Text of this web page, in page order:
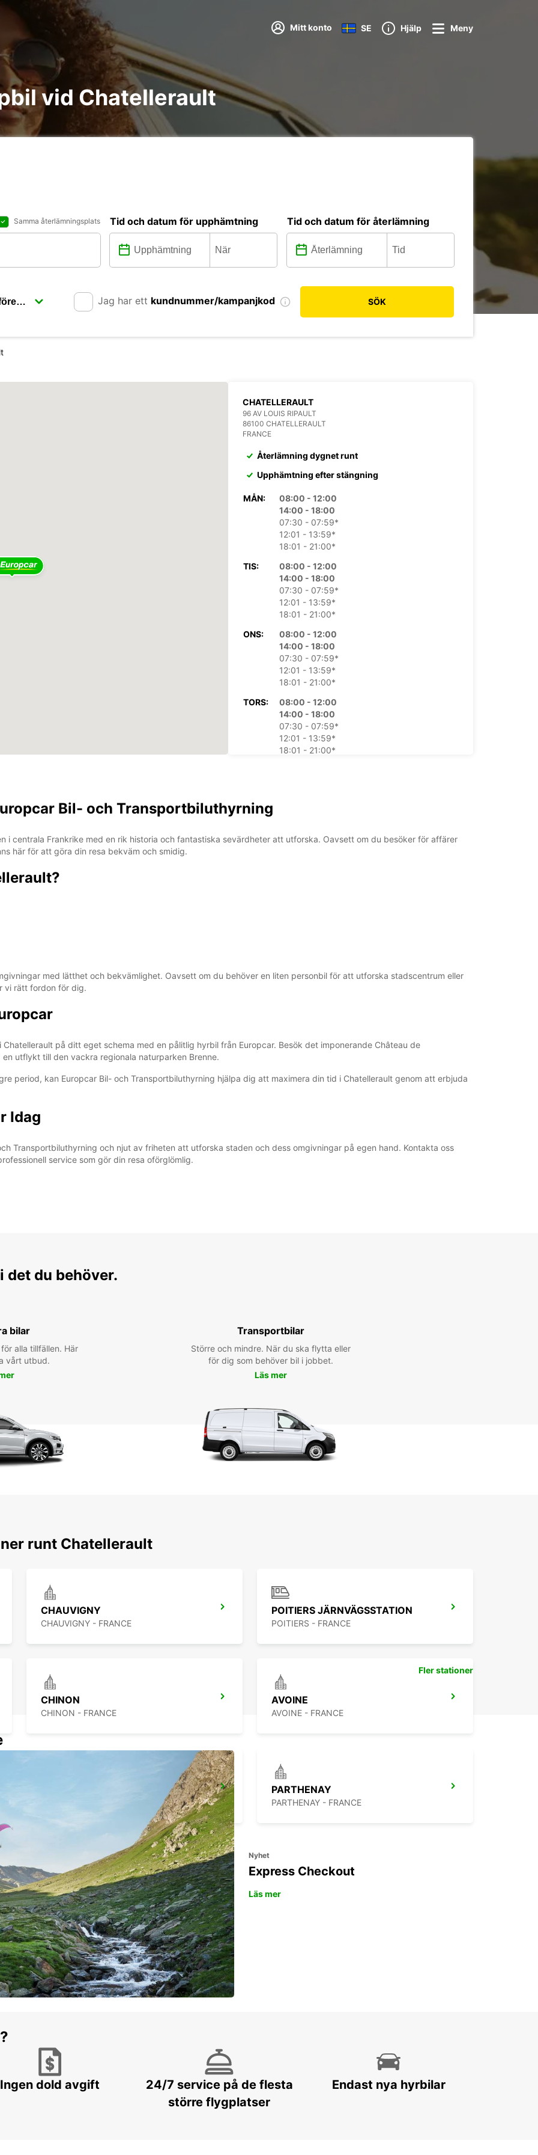
Mitt konto SE Hjälp Meny
vid Chatellerault
Samma återlämningsplats Tid och datum för upphämtning Tid och datum för återlämning
Jag har ett kundnummer/kampanjkod SÖK
CHATELLERAULT
96 AV LOUIS RIPAULT
86100 CHATELLERAULT
FRANCE
Återlämning dygnet runt
Upphämtning efter stängning
MÅN:
08:00 - 12:00
14:00 - 18:00
07:30 - 07:59*
12:01 - 13:59*
18:01 - 21:00*
TIS:
08:00 - 12:00
14:00 - 18:00
07:30 - 07:59*
12:01 - 13:59*
18:01 - 21:00*
ONS:
08:00 - 12:00
14:00 - 18:00
07:30 - 07:59*
12:01 - 13:59*
18:01 - 21:00*
TORS:
08:00 - 12:00
14:00 - 18:00
07:30 - 07:59*
12:01 - 13:59*
18:01 - 21:00*
LÖR:
08:00 - 12:00
+33 (0) 549930311
Bil- och Transportbiluthyrning
i centrala Frankrike med en rik historia och fantastiska sevärdheter att utforska. Oavsett om du besöker för affärer
här för att göra din resa bekväm och smidig.
med lätthet och bekvämlighet. Oavsett om du behöver en liten personbil för att utforska stadscentrum eller
vi rätt fordon för dig.
på ditt eget schema med en pålitlig hyrbil från Europcar. Besök det imponerande Château de
utflykt till den vackra regionala naturparken Brenne.
period, kan Europcar Bil- och Transportbiluthyrning hjälpa dig att maximera din tid i Chatellerault genom att erbjuda
Idag
Transportbiluthyrning och njut av friheten att utforska staden och dess omgivningar på egen hand. Kontakta oss
service som gör din resa oförglömlig.
det du behöver.
bilar
alla tillfällen. Här
vårt utbud.
Transportbilar
Större och mindre. När du ska flytta eller
för dig som behöver bil i jobbet.
Läs mer
runt Chatellerault
CHAUVIGNY
CHAUVIGNY - FRANCE
POITIERS JÄRNVÄGSSTATION
POITIERS - FRANCE
CHINON
CHINON - FRANCE
AVOINE
AVOINE - FRANCE
TOURS SAINT-PIERRE-DES-CORPS JÄRNVÄGSSTATION
SAINT PIERRE DES CORPS - FRANCE
PARTHENAY
PARTHENAY - FRANCE
Fler stationer
Nyhet
Express Checkout
Läs mer
Ingen dold avgift
24/7 service på de flesta
större flygplatser
Endast nya hyrbilar